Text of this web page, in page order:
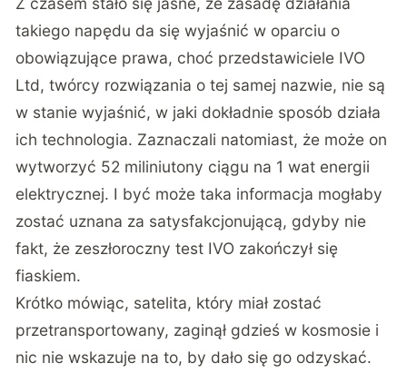
takiego napędu da się wyjaśnić w oparciu o
obowiązujące prawa, choć przedstawiciele IVO
Ltd, twórcy rozwiązania o tej samej nazwie, nie są
w stanie wyjaśnić, w jaki dokładnie sposób działa
ich technologia. Zaznaczali natomiast, że może on
wytworzyć 52 miliniutony ciągu na 1 wat energii
elektrycznej. I być może taka informacja mogłaby
zostać uznana za satysfakcjonującą, gdyby nie
fakt, że zeszłoroczny test IVO zakończył się
fiaskiem.
Krótko mówiąc, satelita, który miał zostać
przetransportowany, zaginął gdzieś w kosmosie i
nic nie wskazuje na to, by dało się go odzyskać.